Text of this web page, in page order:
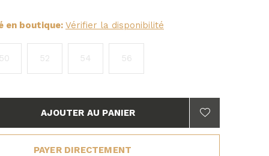
en boutique: Vérifier la disponibilité
52 54 56
AJOUTER AU PANIER
PAYER DIRECTEMENT